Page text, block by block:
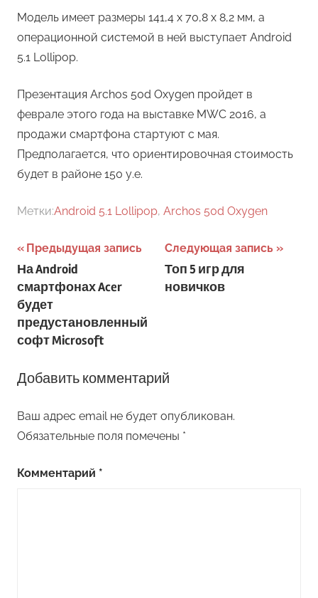
Модель имеет размеры 141,4 х 70,8 х 8,2 мм, а
операционной системой в ней выступает Android
5.1 Lollipop.
Презентация Archos 50d Oxygen пройдет в
феврале этого года на выставке MWC 2016, а
продажи смартфона стартуют с мая.
Предполагается, что ориентировочная стоимость
будет в районе 150 у.е.
Метки:Android 5.1 Lollipop, Archos 50d Oxygen
Навигация
по
записям
Предыдущая запись
На Android
смартфонах Acer
будет
предустановленный
софт Microsoft
Следующая запись
Топ 5 игр для
новичков
Добавить комментарий
Ваш адрес email не будет опубликован.
Обязательные поля помечены *
Комментарий *